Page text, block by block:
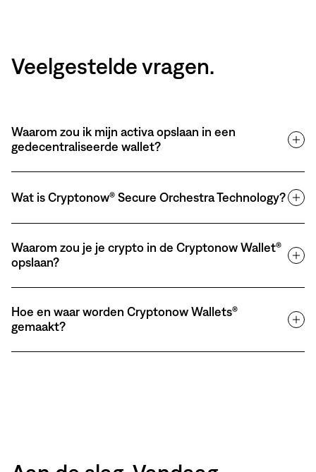
Veelgestelde vragen.
Waarom zou ik mijn activa opslaan in een
gedecentraliseerde wallet?
Wat is Cryptonow® Secure Orchestra Technology?
Waarom zou je je crypto in de Cryptonow Wallet®
opslaan?
Hoe en waar worden Cryptonow Wallets®
gemaakt?